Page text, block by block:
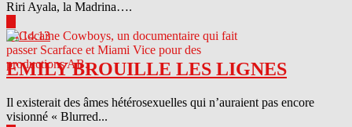
Riri Ayala, la Madrina….
04.14.13
EMILY BROUILLE LES LIGNES
Il existerait des âmes hétérosexuelles qui n’auraient pas encore
visionné « Blurred...